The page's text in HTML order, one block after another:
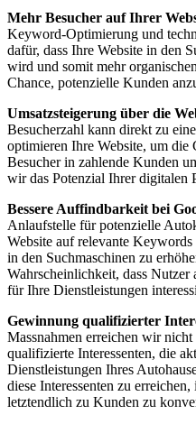
Mehr Besucher auf Ihrer
Keyword-Optimierung und
dafür, dass Ihre Website in den
wird und somit mehr
Chance, potenzielle Kunden
Umsatzsteigerung über die
Besucherzahl kann direkt zu
optimieren Ihre Website, um die
Besucher in zahlende Kunden
wir das Potenzial Ihrer digitalen
Bessere Auffindbarkeit bei
Anlaufstelle für potenzielle
Website auf relevante
in den Suchmaschinen zu
Wahrscheinlichkeit, dass
für Ihre Dienstleistungen
Gewinnung qualifizierter
Massnahmen erreichen wir
qualifizierte Interessenten, die
Dienstleistungen Ihres
diese Interessenten zu
letztendlich zu Kunden zu